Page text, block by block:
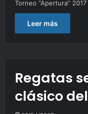
Torneo “Apertura”
Leer más
Regatas
clásico